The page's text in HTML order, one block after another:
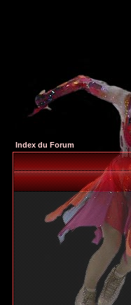
Index du Forum